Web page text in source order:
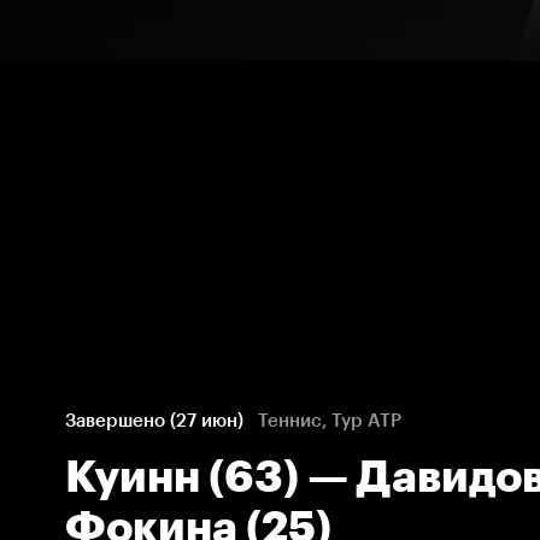
Завершено (27 июн) Теннис, Тур ATP
Куинн (63) —
Фокина (25)